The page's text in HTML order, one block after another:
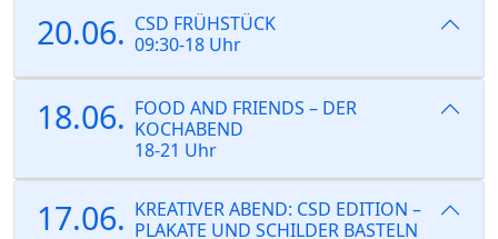
20.06. CSD FRÜHSTÜCK
09:30-18 Uhr
18.06. FOOD AND FRIENDS – DER
KOCHABEND
18-21 Uhr
17.06. KREATIVER ABEND: CSD EDITION –
PLAKATE UND SCHILDER BASTELN